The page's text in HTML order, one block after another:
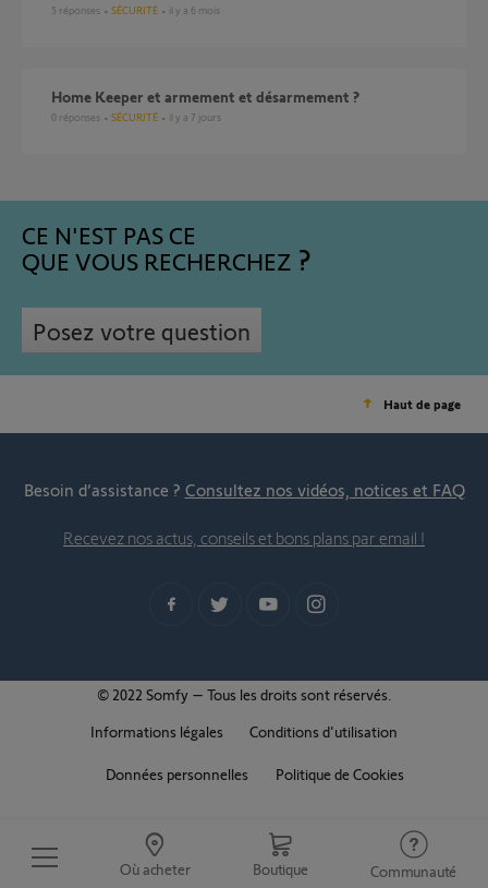
Où acheter Boutique Communauté
5 réponses SÉCURITÉ il y a 6 mois
Home Keeper et armement et désarmement ?
0 réponses SÉCURITÉ il y a 7 jours
CE N'EST PAS CE
QUE VOUS RECHERCHEZ
Posez votre question
Haut de page
Besoin d’assistance ? Consultez nos vidéos, notices et FAQ
Recevez nos actus, conseils et bons plans par email !
© 2022 Somfy – Tous les droits sont réservés.
Informations légales
Conditions d'utilisation
Données personnelles Politique de Cookies